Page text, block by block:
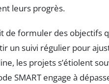
leurs progrès.
de formuler des objectifs
un suivi régulier pour
les projets s’étiolent
SMART engage à